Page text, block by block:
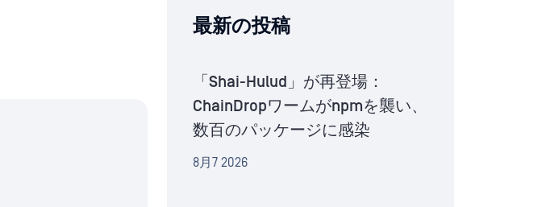
最新の投稿
「Shai-Hulud」が再登場：
ChainDropワームがnpmを襲い、
数百のパッケージに感染
8月7 2026